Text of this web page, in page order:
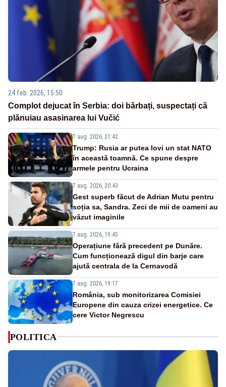
24 feb. 2026, 15:50
Complot dejucat în Serbia: doi bărbați, suspectați că
plănuiau asasinarea lui Vučić
7 aug. 2026, 21:42
Trump: Rusia ar putea lovi un stat NATO
în această toamnă. Ce spune despre
armele pentru Ucraina
7 aug. 2026, 20:43
Gest superb făcut de Adrian Mutu pentru
soția sa, Sandra. Zeci de mii de oameni au
văzut imaginile
7 aug. 2026, 19:45
Operațiune fără precedent pe Dunăre.
Cum funcționează digul din barje care
ajută centrala de la Cernavodă
7 aug. 2026, 19:17
România, sub monitorizarea Comisiei
Europene din cauza crizei energetice. Ce
cere Victor Negrescu
POLITICA